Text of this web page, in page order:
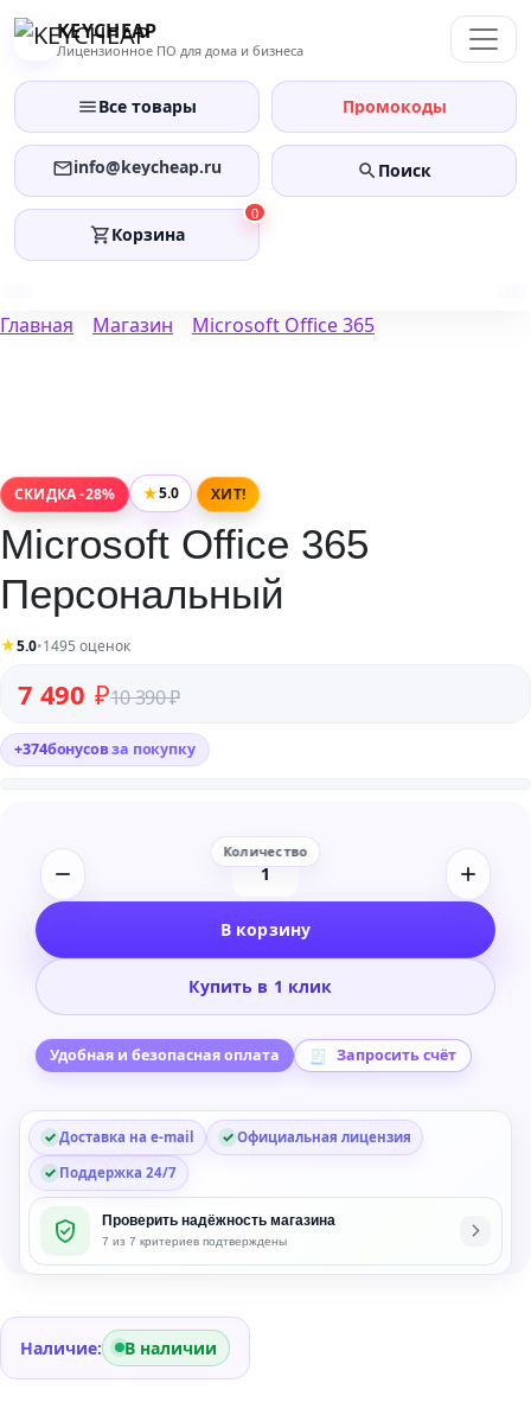
Перейти
KEYCHEAP
Лицензионное ПО для дома и бизнеса
Все товары Промокоды
info@keycheap.ru Поиск
0
Корзина
Главная Магазин Microsoft Office 365
СКИДКА -28% ★5.0 ХИТ!
Microsoft Office 365
Персональный
★5.0•1495 оценок
10 390₽
Первоначальная цена составляла 10 390 ₽.
7 490 ₽
Текущая цена: 7 490 ₽.
+374бонусовза покупку
Количество
Microsoft
365
В корзину
Купить в 1 клик
Удобная и безопасная оплата Запросить счёт
Доставка на e-mail
Официальная лицензия
Поддержка 24/7
Проверить надёжность магазина
7 из 7 критериев подтверждены
Наличие: В наличии